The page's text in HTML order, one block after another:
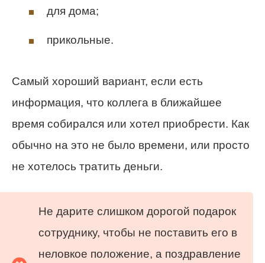
для дома;
прикольные.
Самый хороший вариант, если есть
информация, что коллега в ближайшее
время собирался или хотел приобрести. Как
обычно на это не было времени, или просто
не хотелось тратить деньги.
Не дарите слишком дорогой подарок
сотруднику, чтобы не поставить его в
неловкое положение, а поздравление